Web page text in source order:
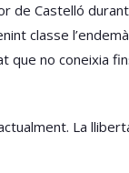
de Castelló
classe
que no coneixia
La